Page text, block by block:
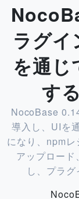
ラグイ
を通じ
す
NocoBase
導入し、UIを
になり、npm
アップロード
し、プラグ